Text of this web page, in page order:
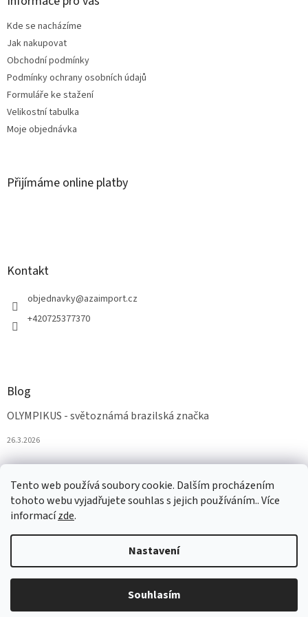
Tento web používá soubory cookie. Dalším procházením
tohoto webu vyjadřujete souhlas s jejich používáním.. Více
informacízde.
Nastavení
Souhlasím
Kde se nacházíme
Jak nakupovat
Obchodní podmínky
Podmínky ochrany osobních údajů
Formuláře ke stažení
Velikostní tabulka
Moje objednávka
Přijímáme online platby
Kontakt
objednavky@azaimport.cz
+420725377370
Blog
OLYMPIKUS - světoznámá brazilská značka
26.3.2026
Vytvořil Shoptet
AZAobuv. Všechna práva vyhrazena.